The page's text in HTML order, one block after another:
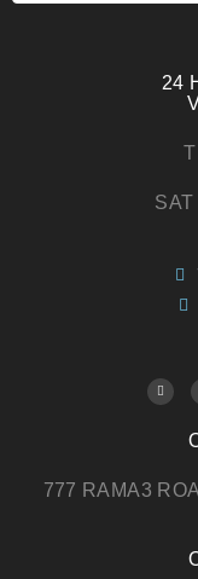
24
777 RAMA3